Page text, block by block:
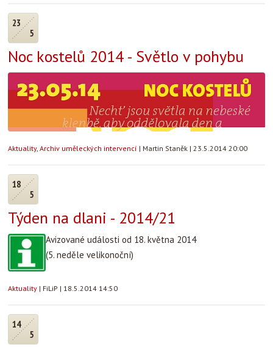
23
5
Noc kostelů 2014 - Světlo v pohybu
Aktuality, Archiv uměleckých intervencí | Martin Staněk | 23.5.2014 20:00
18
5
Týden na dlani - 2014/21
Avizované události od 18. května 2014
(5. neděle velikonoční)
Aktuality | FiLiP | 18.5.2014 14:50
14
5